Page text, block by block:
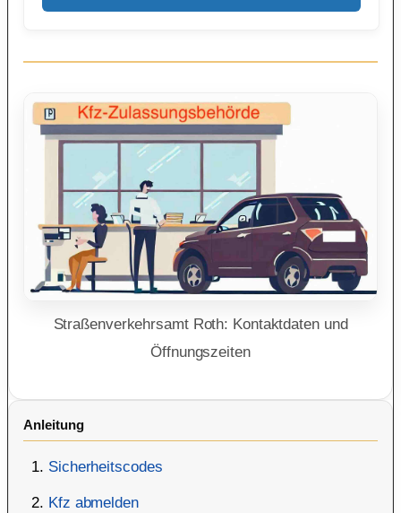
Anleitung
Sicherheitscodes
Kfz abmelden
Straßenverkehrsamt Roth: Kontaktdaten und
Öffnungszeiten